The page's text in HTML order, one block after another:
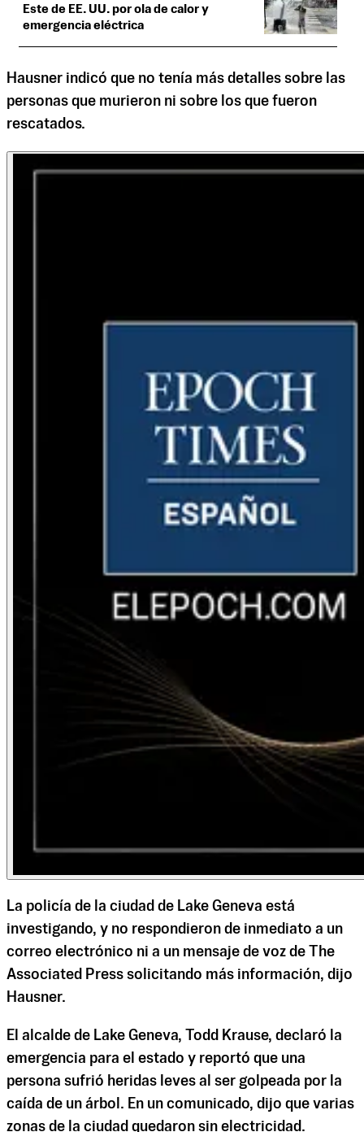
Este de EE. UU. por ola de calor y
emergencia eléctrica
Hausner indicó que no tenía más detalles sobre las
personas que murieron ni sobre los que fueron
rescatados.
La policía de la ciudad de Lake Geneva está
investigando, y no respondieron de inmediato a un
correo electrónico ni a un mensaje de voz de The
Associated Press solicitando más información, dijo
Hausner.
El alcalde de Lake Geneva, Todd Krause, declaró la
emergencia para el estado y reportó que una
persona sufrió heridas leves al ser golpeada por la
caída de un árbol. En un comunicado, dijo que varias
zonas de la ciudad quedaron sin electricidad.